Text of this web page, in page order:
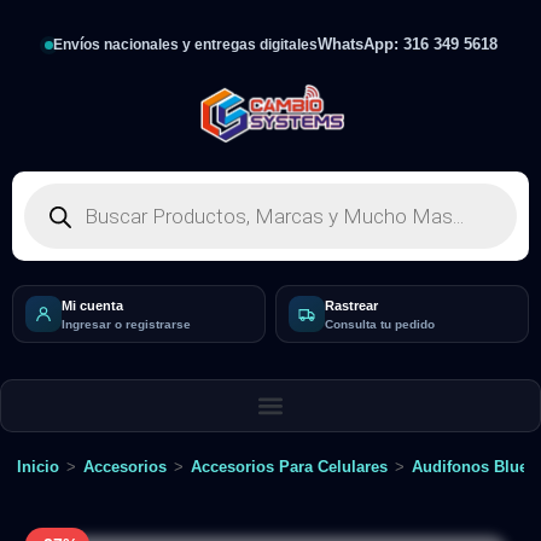
Envíos nacionales y entregas digitalesWhatsApp: 316 349 5618
Mi cuenta
Ingresar o registrarse
Rastrear
Consulta tu pedido
Inicio > Accesorios > Accesorios Para Celulares > Audifonos